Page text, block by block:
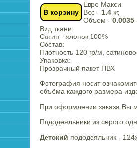
В корзину
Евро Макси
Вес - 1.4 кг,
Объем - 0.0035
Вид ткани:
Сатин - хлопок 100%
Состав:
Плотность 120 гр/м,
Упаковка:
Прозрачный пакет ПВХ
Фотография носит
объёма каждого размера
При оформлении заказа Вы
Пододеяльники из серого
Детский пододеяльник -